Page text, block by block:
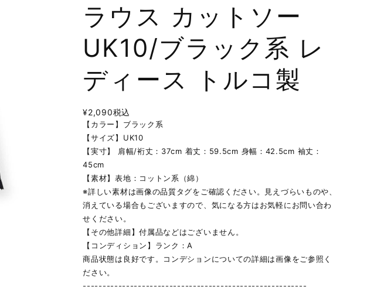
ラウス カットソー
UK10/ブラック系 レ
ディース トルコ製
¥2,090税込
【カラー】ブラック系
【サイズ】UK10
【実寸】 肩幅/裄丈：37cm 着丈：59.5cm 身幅：42.5cm 袖丈：
45cm
【素材】表地：コットン系（綿）
※詳しい素材は画像の品質タグをご確認ください。見えづらいものや、
消えている場合もございますので、気になる方はお気軽にお問い合わ
せください。
【その他詳細】付属品などはございません。
【コンディション】ランク：A
商品状態は良好です。コンデションについての詳細は画像をご参照く
ださい。
---------------------------------------------------------